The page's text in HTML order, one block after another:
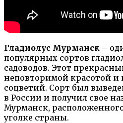
Гладиолус Мурманск –
популярных сортов
садоводов. Этот
неповторимой красотой
соцветий. Сорт был
в России и получил свое
Мурманск,
уголке страны.